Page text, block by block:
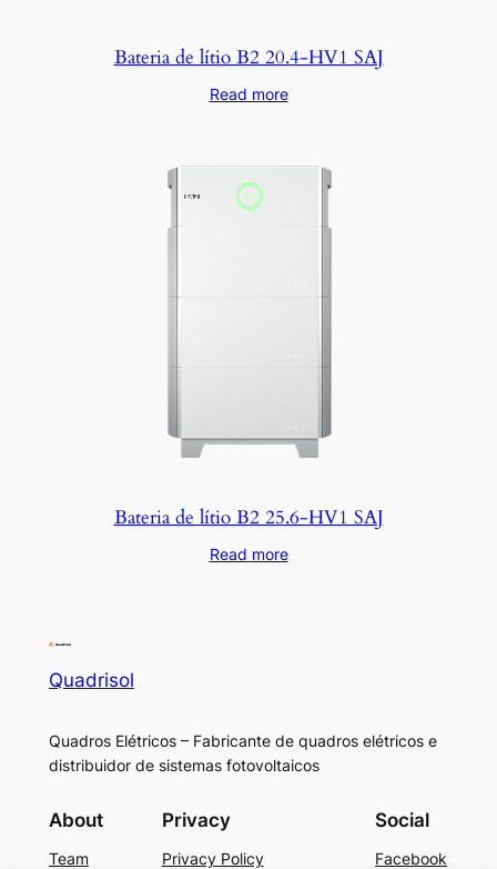
Bateria de lítio B2 20.4-HV1 SAJ
Read more
Bateria de lítio B2 25.6-HV1 SAJ
Read more
Quadrisol
Quadros Elétricos – Fabricante de quadros elétricos e
distribuidor de sistemas fotovoltaicos
About
Team
Privacy
Privacy Policy
Social
Facebook